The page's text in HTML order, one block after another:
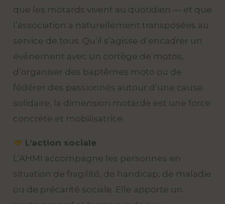
que les motards vivent au quotidien — et que
l’association a naturellement transposées au
service de tous. Qu’il s’agisse d’encadrer un
événement avec un cortège de motos,
d’organiser des baptêmes moto ou de
fédérer des passionnés autour d’une cause
solidaire, la dimension motarde est une force
concrète et mobilisatrice.
L’action sociale
L’AHMI accompagne les personnes en
situation de fragilité, de handicap, de maladie
ou de précarité sociale. Elle apporte un